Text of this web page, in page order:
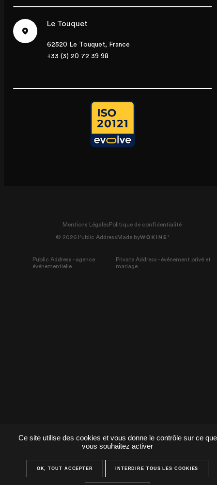
Le Touquet
62520 Le Touquet, France
+33 (3) 20 72 39 98
Mentions Légales Politique de confidentialité
© 2026 Public Address Made by
Public Address - agence
événementielle
Private Address - événement privé et
mariage
Ce site utilise des cookies et vous donne le contrôle sur ce que
vous souhaitez activer
OK, TOUT ACCEPTER INTERDIRE TOUS LES COOKIES